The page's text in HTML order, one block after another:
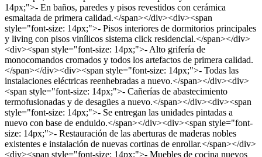
14px;">- En baños, paredes y pisos revestidos con cerámica
esmaltada de primera calidad.</span></div><div><span
style="font-size: 14px;">- Pisos interiores de dormitorios principales
y living con pisos vinílicos sistema click residencial.</span></div>
<div><span style="font-size: 14px;">- Alto grifería de
monocomandos cromados y todos los artefactos de primera calidad.
</span></div><div><span style="font-size: 14px;">- Todas las
instalaciones eléctricas reenhebradas a nuevo.</span></div><div>
<span style="font-size: 14px;">- Cañerías de abastecimiento
termofusionadas y de desagües a nuevo.</span></div><div><span
style="font-size: 14px;">- Se entregan las unidades pintadas a
nuevo con base de enduido.</span></div><div><span style="font-
size: 14px;">- Restauración de las aberturas de maderas nobles
existentes e instalación de nuevas cortinas de enrollar.</span></div>
<div><span style="font-size: 14px;">- Muebles de cocina nuevos